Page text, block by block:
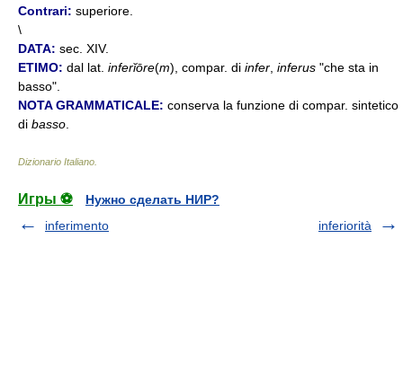
Contrari: superiore.
\
DATA: sec. XIV.
ETIMO: dal lat. inferĭōre(m), compar. di infer inferus "che sta in
basso".
NOTA GRAMMATICALE: conserva la funzione di compar. sintetico
di basso
Dizionario Italiano
Игры ⚽
Нужно сделать НИР?
inferimento
inferiorità